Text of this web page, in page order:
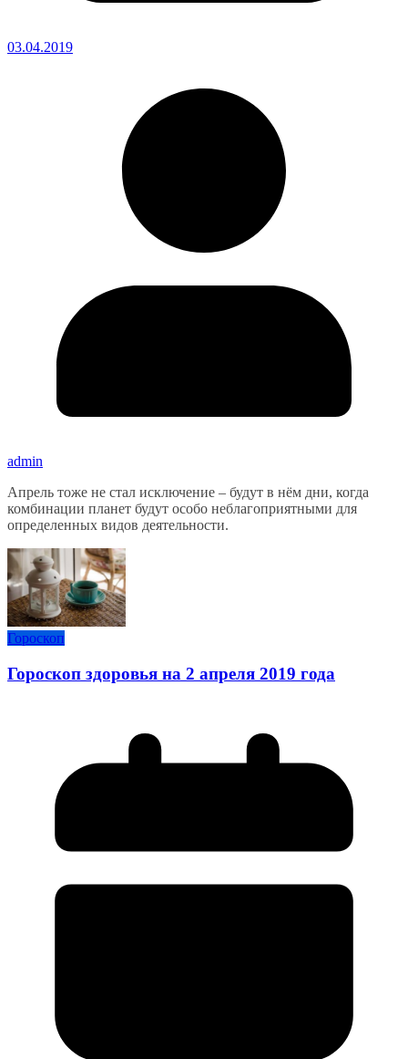
03.04.2019
admin
Апрель тоже не стал исключение – будут в нём дни, когда
комбинации планет будут особо неблагоприятными для
определенных видов деятельности.
Гороскоп
Гороскоп здоровья на 2 апреля 2019 года